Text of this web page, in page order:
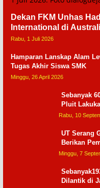
Dekan FKM Unhas
International di
Rabu, 1 Juli 2026
Hamparan Lanskap Alam
Tugas Akhir Siswa SMK
Minggu, 26 April 2026
Sebanyak
Pluit
Elektronik
Rabu, 10
UT Serang
Berikan
Mahasiswa
Minggu, 7
Dilantik di